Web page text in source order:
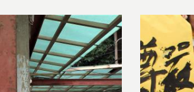
抗爭事件─來自地層的警訊〉
發、工程風險與公共安全辯證
風險治理切入，檢視捷運新莊線與